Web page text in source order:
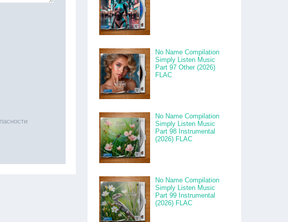
No Name Compilation
Simply Listen Music
Part 97 Other (2026)
FLAC
No Name Compilation
Simply Listen Music
Part 98 Instrumental
(2026) FLAC
No Name Compilation
Simply Listen Music
Part 99 Instrumental
(2026) FLAC